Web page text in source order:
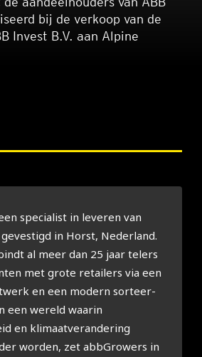
bij de verkoop van de
Invest B.V. aan Alpine
specialist in leveren van
in Horst, Nederland.
al meer dan 25 jaar telers
met grote retailers via een
en een modern sorteer-
een wereld waarin
en klimaatverandering
worden, zet abbGrowers in